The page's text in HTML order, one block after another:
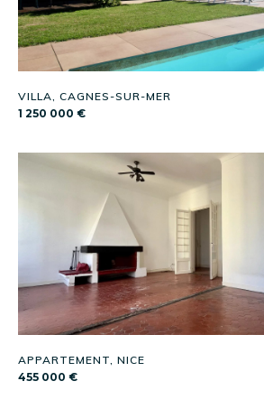
VILLA, CAGNES-SUR-MER
1 250 000 €
APPARTEMENT, NICE
455 000 €